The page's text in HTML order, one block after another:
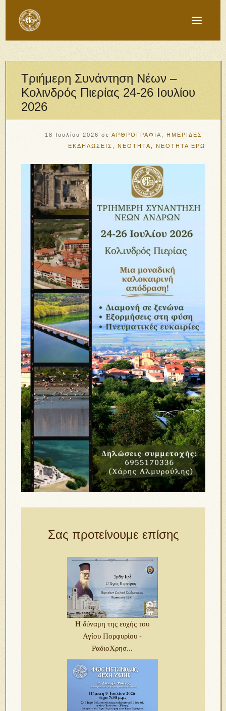
Τριήμερη Συνάντηση Νέων –
Κολινδρός Πιερίας 24-26 Ιουλίου
2026
18 Ιουλίου 2026 σε ΑΡΘΡΟΓΡΑΦΙΑ
ΗΜΕΡΙΔΕΣ-
ΕΚΔΗΛΩΣΕΙΣ
ΝΕΟΤΗΤΑ ΝΕΟΤΗΤΑ ΕΡΩ
Σας προτείνουμε επίσης
Η δύναμη της ευχής του
Αγίου Πορφυρίου -
ΡαδιοΧρησ...